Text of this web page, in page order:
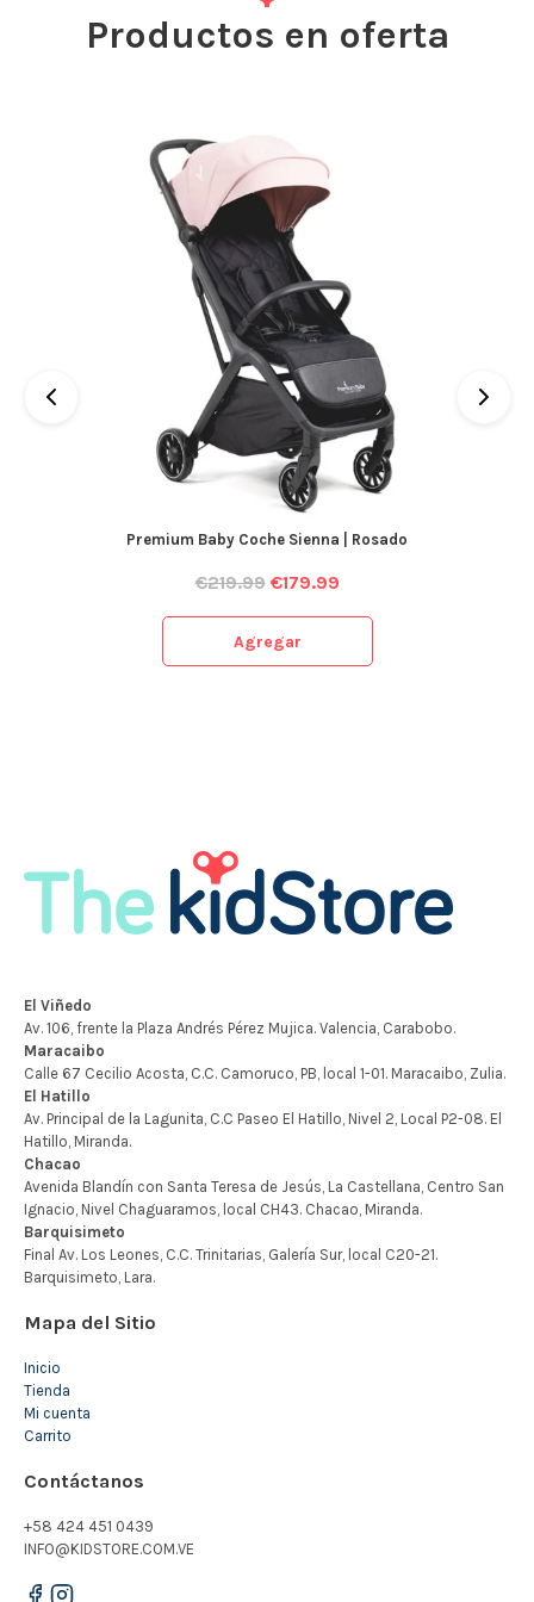
Productos en oferta
Premium Baby Coche Sienna | Rosado
€219.99 €179.99
Agregar
Mapa del Sitio
Inicio
Tienda
Mi cuenta
Carrito
Contáctanos
+58 424 451 0439
INFO@KIDSTORE.COM.VE